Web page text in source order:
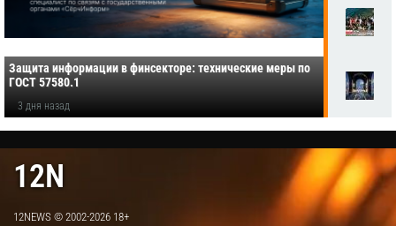
Защита информации в финсекторе: технические меры по
ГОСТ 57580.1
3 дня назад
12N
12NEWS © 2002-2026 18+